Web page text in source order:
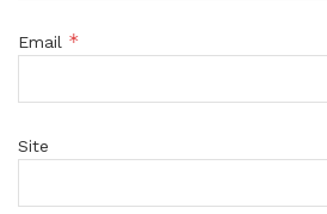
Email *
Site